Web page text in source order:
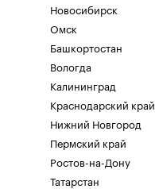
Новосибирск
Омск
Башкортостан
Вологда
Калининград
Краснодарский край
Нижний Новгород
Пермский край
Ростов-на-Дону
Татарстан